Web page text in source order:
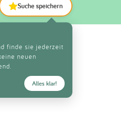
Suche speichern
finde sie jederzeit
neuen
Alles klar!